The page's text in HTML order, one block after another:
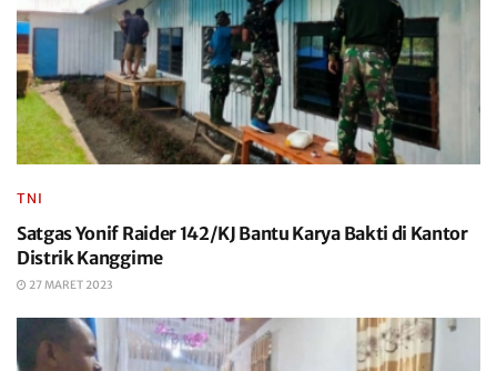
TNI
Satgas Yonif Raider 142/KJ Bantu Karya Bakti di Kantor
Distrik Kanggime
27 MARET 2023